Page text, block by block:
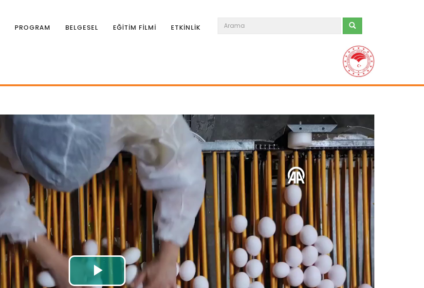
PROGRAM BELGESEL EĞİTİM FİLMİ ETKİNLİK
Su ürünleri ihracatında...
Balıkçılık ve Su Ürünleri Genel Müdürü
Turgay Türkyılmaz, su...
Devamını Oku ->